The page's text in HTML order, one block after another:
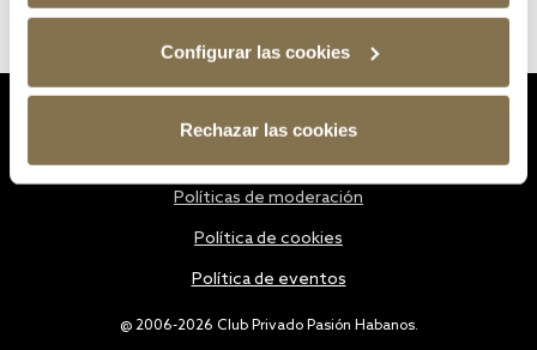
Configurar las cookies
Rechazar las cookies
@ 2006-2026 Club Privado Pasión Habanos.
Políticas de moderación
Política de cookies
Política de eventos